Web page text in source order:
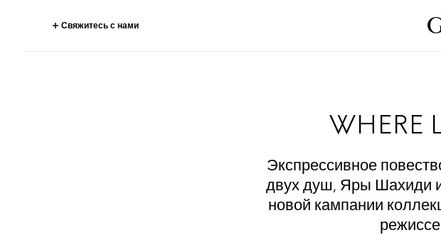
Свяжитесь с нами
WHERE
Экспрессивное
двух душ, Яры Шахиди
новой кампании